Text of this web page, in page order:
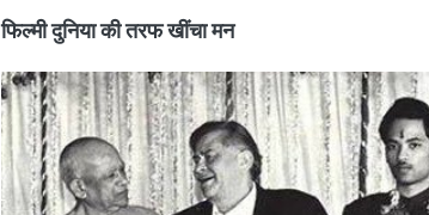
फिल्मी दुनिया की तरफ खींचा मन